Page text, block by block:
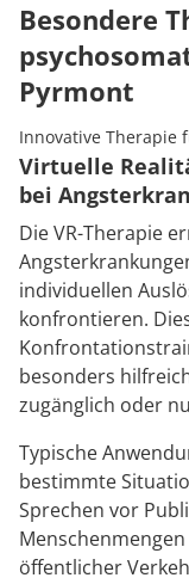
Besondere
Pyrmont
Innovative Therapie
Virtuelle
bei
Die VR-Therapie
individuellen
konfrontieren.
besonders
zugänglich oder
Typische
bestimmte
Sprechen vor
öffentlicher